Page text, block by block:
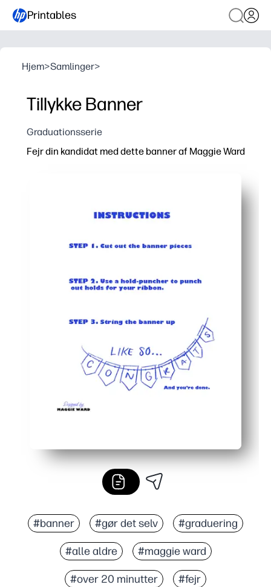
Printables
Hjem>Samlinger>
Tillykke Banner
Graduationsserie
Fejr din kandidat med dette banner af Maggie Ward
Nem opsætning med forsyninger, du allerede har -
Fleksibel til ethvert rum - arranger vimplerne, så de
#banner #gør det selv #graduering
#alle aldre #maggie ward
#over 20 minutter #fejr